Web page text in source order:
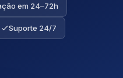
em 24–72h
Suporte 24/7